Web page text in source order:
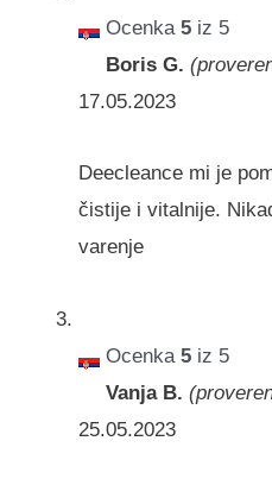
Ocenka5 iz 5
Boris G.
17.05.2023
Deecleance mi je
čistije i vitalnije.
varenje
Ocenka5 iz 5
Vanja B.
25.05.2023